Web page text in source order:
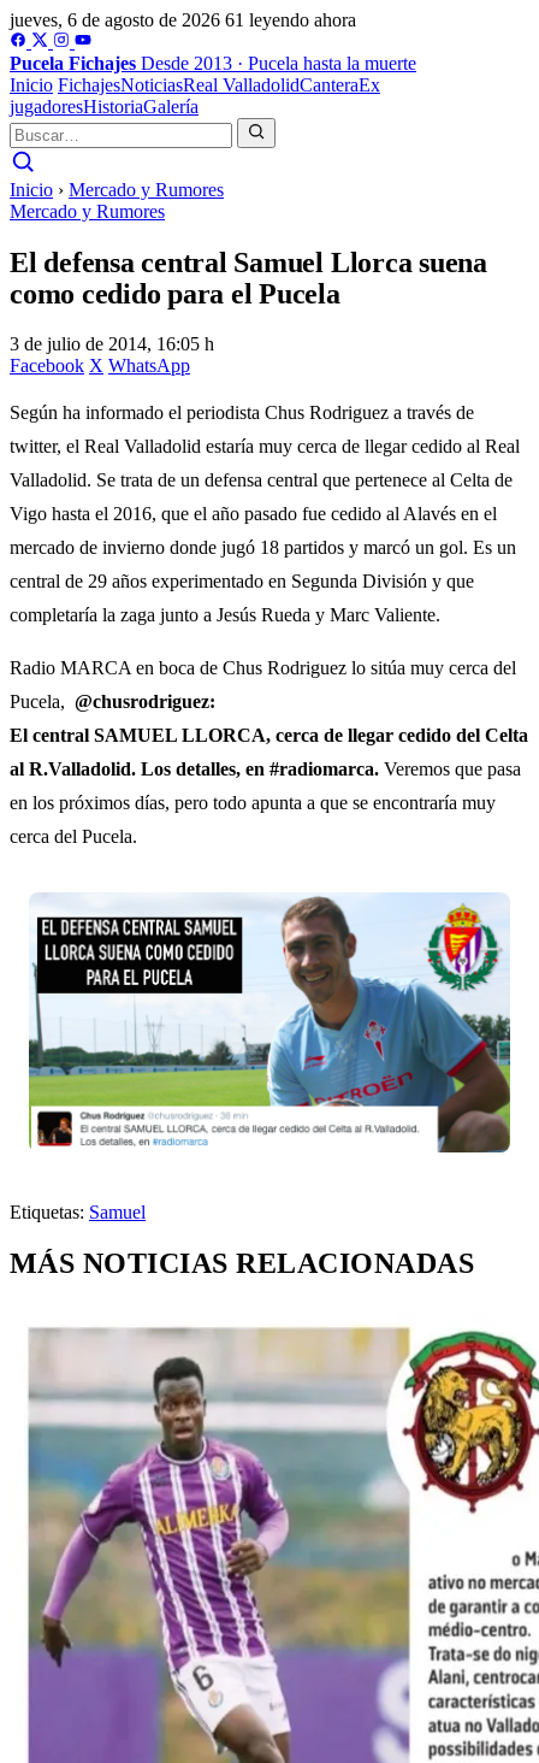
jueves, 6 de agosto de 2026 61 leyendo ahora
Pucela Fichajes Desde 2013 · Pucela hasta la muerte
Inicio FichajesNoticiasReal ValladolidCanteraEx
jugadoresHistoriaGalería
Inicio › Mercado y Rumores
Mercado y Rumores
El defensa central Samuel Llorca suena
como cedido para el Pucela
3 de julio de 2014, 16:05 h
Facebook X WhatsApp
Según ha informado el periodista Chus Rodriguez a través de
twitter, el Real Valladolid estaría muy cerca de llegar cedido al Real
Valladolid. Se trata de un defensa central que pertenece al Celta de
Vigo hasta el 2016, que el año pasado fue cedido al Alavés en el
mercado de invierno donde jugó 18 partidos y marcó un gol. Es un
central de 29 años experimentado en Segunda División y que
completaría la zaga junto a Jesús Rueda y Marc Valiente.
Radio MARCA en boca de Chus Rodriguez lo sitúa muy cerca del
Pucela, @chusrodriguez:
El central SAMUEL LLORCA, cerca de llegar cedido del Celta
al R.Valladolid. Los detalles, en #radiomarca. Veremos que pasa
en los próximos días, pero todo apunta a que se encontraría muy
cerca del Pucela.
Etiquetas: Samuel
MÁS NOTICIAS RELACIONADAS